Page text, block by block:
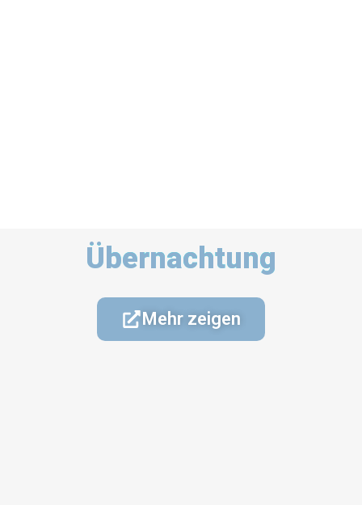
Übernachtung
Mehr zeigen